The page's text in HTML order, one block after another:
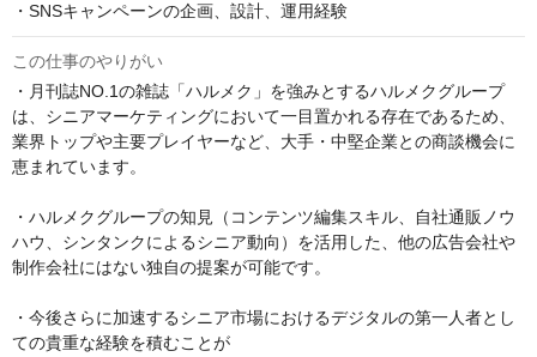
・SNSキャンペーンの企画、設計、運用経験
この仕事のやりがい
・月刊誌NO.1の雑誌「ハルメク」を強みとするハルメクグループ
は、シニアマーケティングにおいて一目置かれる存在であるため、
業界トップや主要プレイヤーなど、大手・中堅企業との商談機会に
恵まれています。
・ハルメクグループの知見（コンテンツ編集スキル、自社通販ノウ
ハウ、シンタンクによるシニア動向）を活用した、他の広告会社や
制作会社にはない独自の提案が可能です。
・今後さらに加速するシニア市場におけるデジタルの第一人者とし
ての貴重な経験を積むことが